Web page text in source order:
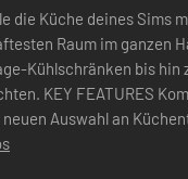
die Küche deines Sims
Raum im ganzen
Kühlschränken bis hin
Küche deiner Träume mit einer
Auswahl an
den in